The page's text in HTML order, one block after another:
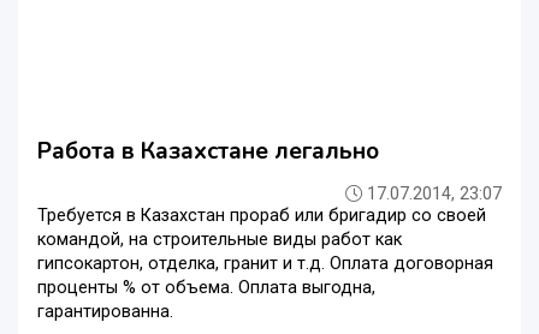
Работа в Казахстане легально
17.07.2014, 23:07
Требуется в Казахстан прораб или бригадир со своей
командой, на строительные виды работ как
гипсокартон, отделка, гранит и т.д. Оплата договорная
проценты % от объема. Оплата выгодна,
гарантированна.